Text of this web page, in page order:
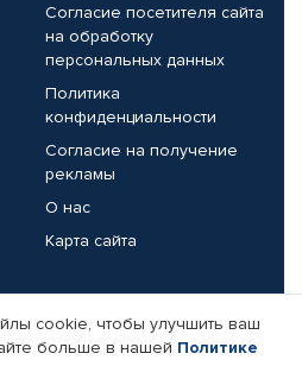
Согласие посетителя сайта
на обработку
персональных данных
Политика
конфиденциальности
Согласие на получение
рекламы
О нас
Карта сайта
cookie, чтобы улучшить ваш
больше в нашей Политике